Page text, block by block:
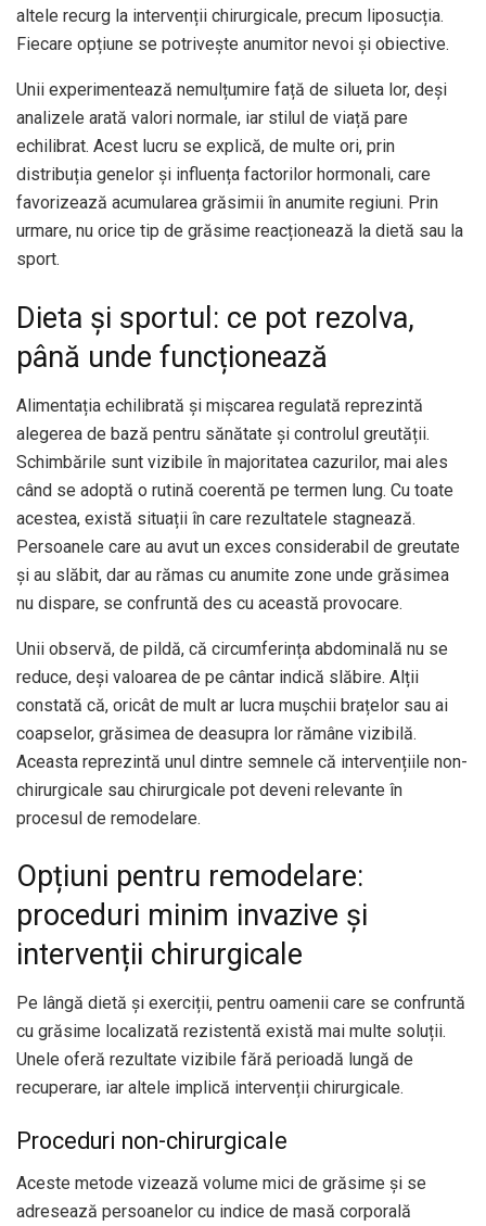
altele recurg la intervenții chirurgicale, precum liposucția.
Fiecare opțiune se potrivește anumitor nevoi și obiective.
Unii experimentează nemulțumire față de silueta lor, deși
analizele arată valori normale, iar stilul de viață pare
echilibrat. Acest lucru se explică, de multe ori, prin
distribuția genelor și influența factorilor hormonali, care
favorizează acumularea grăsimii în anumite regiuni. Prin
urmare, nu orice tip de grăsime reacționează la dietă sau la
sport.
Dieta și sportul: ce pot rezolva,
până unde funcționează
Alimentația echilibrată și mișcarea regulată reprezintă
alegerea de bază pentru sănătate și controlul greutății.
Schimbările sunt vizibile în majoritatea cazurilor, mai ales
când se adoptă o rutină coerentă pe termen lung. Cu toate
acestea, există situații în care rezultatele stagnează.
Persoanele care au avut un exces considerabil de greutate
și au slăbit, dar au rămas cu anumite zone unde grăsimea
nu dispare, se confruntă des cu această provocare.
Unii observă, de pildă, că circumferința abdominală nu se
reduce, deși valoarea de pe cântar indică slăbire. Alții
constată că, oricât de mult ar lucra mușchii brațelor sau ai
coapselor, grăsimea de deasupra lor rămâne vizibilă.
Aceasta reprezintă unul dintre semnele că intervențiile non-
chirurgicale sau chirurgicale pot deveni relevante în
procesul de remodelare.
Opțiuni pentru remodelare:
proceduri minim invazive și
intervenții chirurgicale
Pe lângă dietă și exerciții, pentru oamenii care se confruntă
cu grăsime localizată rezistentă există mai multe soluții.
Unele oferă rezultate vizibile fără perioadă lungă de
recuperare, iar altele implică intervenții chirurgicale.
Proceduri non-chirurgicale
Aceste metode vizează volume mici de grăsime și se
adresează persoanelor cu indice de masă corporală